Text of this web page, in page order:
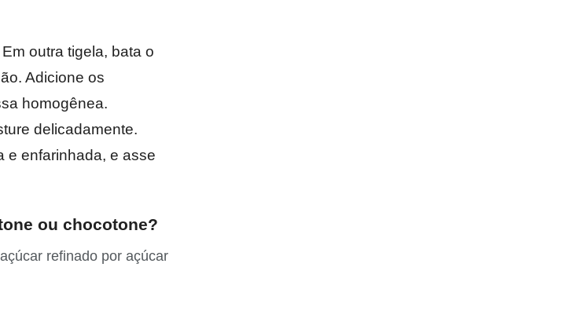
outra tigela, bata o
Adicione os
homogênea.
delicadamente.
e enfarinhada, e asse
ou chocotone?
refinado por açúcar